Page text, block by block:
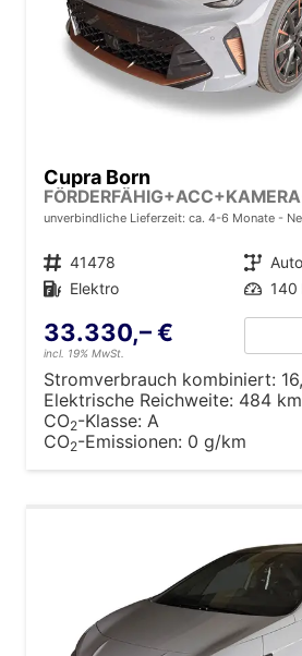
Cupra Born
unverbindliche Lieferzeit: ca. 4-6 Monate
Fahrzeugnr. 41478 Getriebe
Kraftstoff Elektro Leistung 140
33.330,– €
incl. 19% MwSt.
Stromverbrauch kombiniert:
Elektrische Reichweite: 484 km
CO2-Klasse: A
CO2-Emissionen: 0 g/km